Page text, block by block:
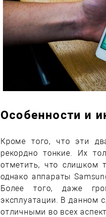
Особенности и
Кроме того, что эти
рекордно тонкие. Их
отметить, что слишком
однако аппараты
Более того, даже
эксплуатации. В данном
отличными во всех